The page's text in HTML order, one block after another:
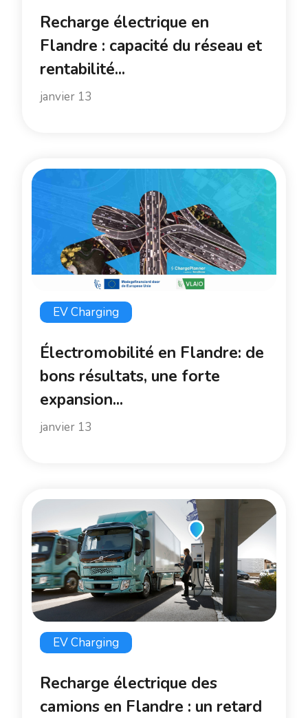
Recharge électrique en
Flandre : capacité du réseau et
rentabilité...
janvier 13
EV Charging
Électromobilité en Flandre: de
bons résultats, une forte
expansion...
janvier 13
EV Charging
Recharge électrique des
camions en Flandre : un retard